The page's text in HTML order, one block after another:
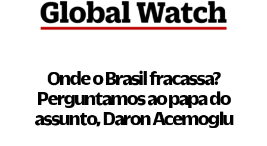
Onde o Brasil fracassa?
Perguntamos ao papa do
assunto, Daron Acemoglu